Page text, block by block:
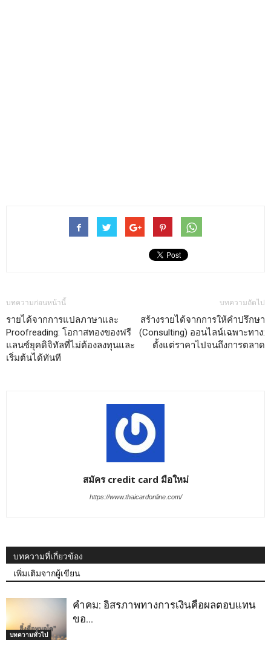
บทความก่อนหน้านี้
รายได้จากการแปลภาษาและ
Proofreading: โอกาสทองของฟรี
แลนซ์ยุคดิจิทัลที่ไม่ต้องลงทุนและ
เริ่มต้นได้ทันที
บทความถัดไป
สร้างรายได้จากการให้คำปรึกษา
(Consulting) ออนไลน์เฉพาะทาง:
ตั้งแต่ราคาไปจนถึงการตลาด
สมัคร credit card มือใหม่
https://www.thaicardonline.com/
บทความที่เกี่ยวข้อง
เพิ่มเติมจากผู้เขียน
บทความทั่วไป
คำคม: อิสรภาพทางการเงินคือผลตอบแทน
ขอ…